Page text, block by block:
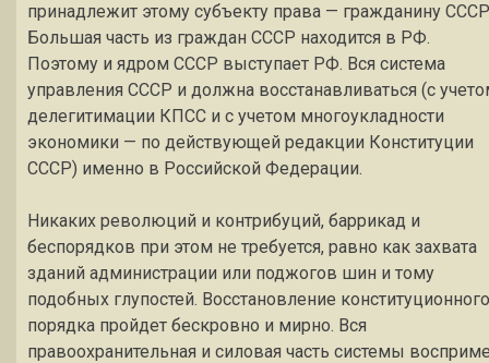
принадлежит этому субъекту права — гражданину
Большая часть из граждан СССР находится в РФ.
Поэтому и ядром СССР выступает РФ. Вся система
управления СССР и должна восстанавливаться (с
делегитимации КПСС и с учетом многоукладности
экономики — по действующей редакции Конституции
СССР) именно в Российской Федерации.
Никаких революций и контрибуций, баррикад и
беспорядков при этом не требуется, равно как захвата
зданий администрации или поджогов шин и тому
подобных глупостей. Восстановление конституционного
порядка пройдет бескровно и мирно. Вся
правоохранительная и силовая часть системы